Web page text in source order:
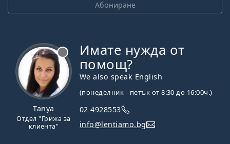
Абониране
Tanya
Отдел "Грижа за
клиента"
Имате нужда от
помощ?
We also speak English
(понеделник - петък от 8:30 до 16:00ч.)
02 4928553
info@lentiamo.bg